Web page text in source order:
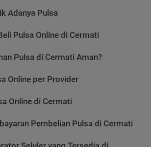
Adanya Pulsa
Pulsa Online di Cermati
Pulsa di Cermati Aman?
Online per Provider
Online di Cermati
Pembelian Pulsa di Cermati